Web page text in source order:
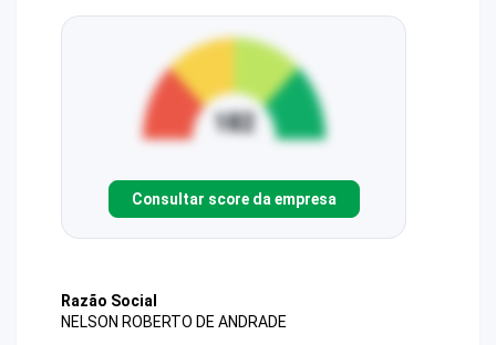
Consultar score da empresa
Razão Social
NELSON ROBERTO DE ANDRADE